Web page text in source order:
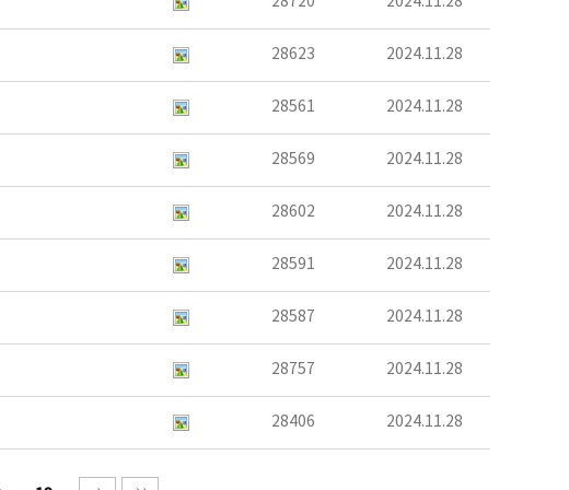
28623 2024.11.28
28561 2024.11.28
28569 2024.11.28
28602 2024.11.28
28591 2024.11.28
28587 2024.11.28
28757 2024.11.28
28406 2024.11.28